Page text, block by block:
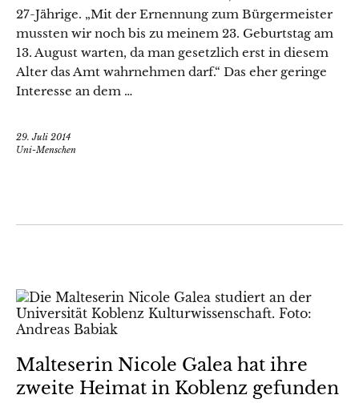
27-Jährige. „Mit der Ernennung zum Bürgermeister
mussten wir noch bis zu meinem 23. Geburtstag am
13. August warten, da man gesetzlich erst in diesem
Alter das Amt wahrnehmen darf.“ Das eher geringe
Interesse an dem …
29. Juli 2014
Uni-Menschen
Malteserin Nicole Galea hat ihre
zweite Heimat in Koblenz gefunden